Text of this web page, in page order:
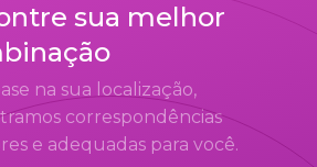
sua melhor
na sua localização,
correspondências
e adequadas para você.